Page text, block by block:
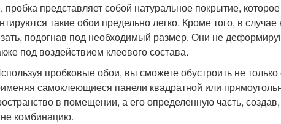
представляет собой натуральное покрытие, которое
такие обои предельно легко. Кроме того, в
подогнав под необходимый размер. Они не
под воздействием клеевого состава.
пробковые обои, вы сможете обустроить не
самоклеющиеся панели квадратной или
в помещении, а его определенную часть,
комбинацию.